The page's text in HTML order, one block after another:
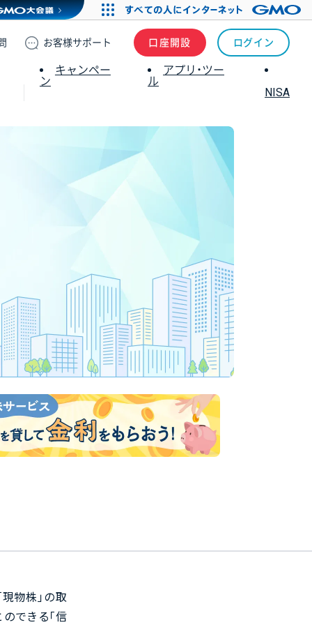
お客様サポート 口座開設 ログイン
キャンペー
ン
アプリ・ツー
ル
NISA
物株」の取
できる「信